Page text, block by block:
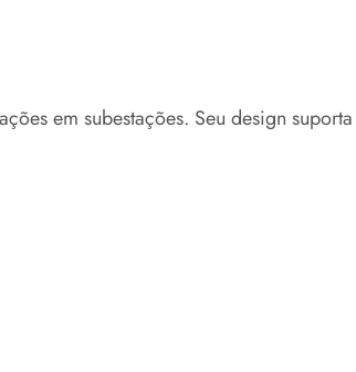
em subestações. Seu design